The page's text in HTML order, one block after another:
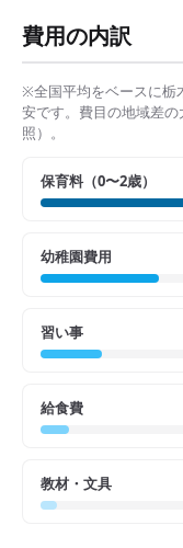
費用の内訳
※全国平均をベースに栃
安です。費目の地域差
照）。
保育料（0〜2歳）
幼稚園費用
習い事
給食費
教材・文具